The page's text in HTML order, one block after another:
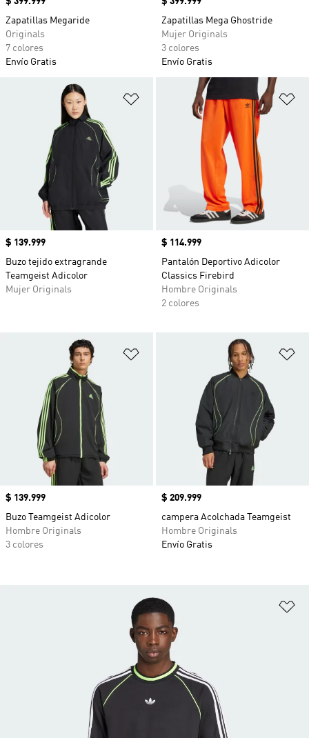
Zapatillas Megaride
Originals
7 colores
Envío Gratis
Zapatillas Mega Ghostride
Mujer Originals
3 colores
Envío Gratis
Añadir a la lista de deseos
Precio
$ 139.999
Buzo tejido extragrande
Teamgeist Adicolor
Mujer Originals
Precio
$ 114.999
Pantalón Deportivo Adicolor
Classics Firebird
Hombre Originals
2 colores
Añadir a la lista de deseos
Precio
$ 139.999
Buzo Teamgeist Adicolor
Hombre Originals
3 colores
Precio
$ 209.999
campera Acolchada Teamgeist
Hombre Originals
Envío Gratis